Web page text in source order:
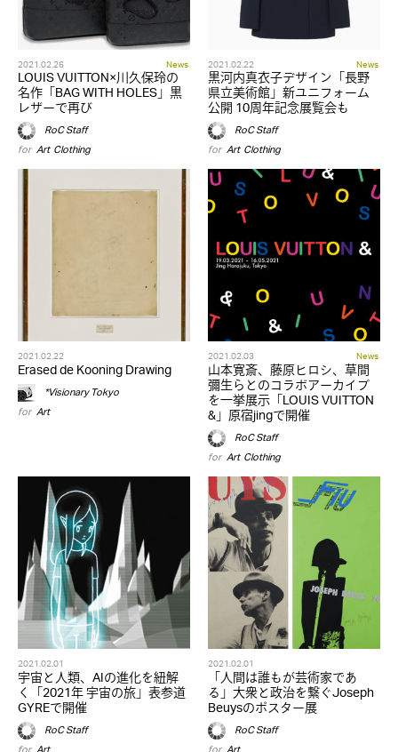
2021.02.26 News
LOUIS VUITTON×川久保玲の
名作「BAG WITH HOLES」黒
レザーで再び
RoC Staff
for Art,Clothing
2021.02.22 News
黒河内真衣子デザイン「長野
県立美術館」新ユニフォーム
公開 10周年記念展覧会も
RoC Staff
for Art,Clothing
2021.02.22
Erased de Kooning Drawing
*Visionary Tokyo
for Art
2021.02.03 News
山本寛斎、藤原ヒロシ、草間
彌生らとのコラボアーカイブ
を一挙展示「LOUIS VUITTON
&」原宿jingで開催
RoC Staff
for Art,Clothing
2021.02.01
宇宙と人類、AIの進化を紐解
く「2021年 宇宙の旅」表参道
GYREで開催
RoC Staff
2021.02.01
「人間は誰もが芸術家であ
る」大衆と政治を繋ぐJoseph
Beuysのポスター展
RoC Staff